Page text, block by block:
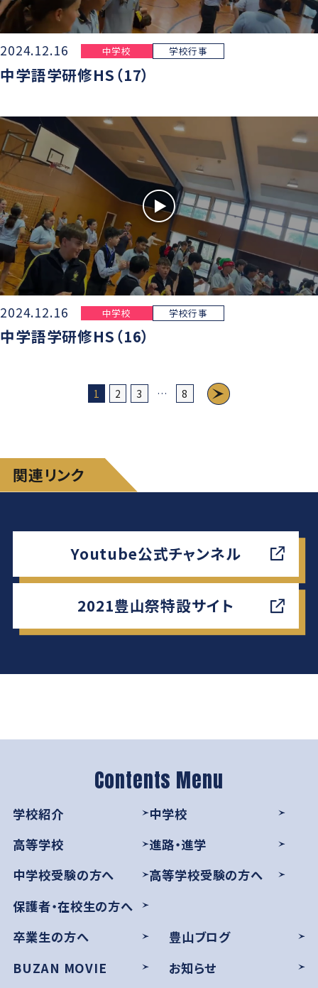
2024.12.16 中学校 学校行事
中学語学研修HS（17）
2024.12.16 中学校 学校行事
中学語学研修HS（16）
1 2 3 … 8
関連リンク
Youtube公式チャンネル
2021豊山祭特設サイト
学校紹介
中学校
高等学校
進路・進学
中学校受験の方へ
高等学校受験の方へ
保護者・在校生の方へ
卒業生の方へ
豊山ブログ
BUZAN MOVIE
お知らせ